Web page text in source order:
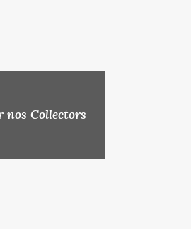
nos Collectors